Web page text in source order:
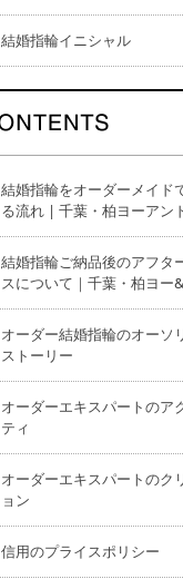
結婚指輪イニシャル
結婚指輪をオーダーメイド
る流れ | 千葉・柏ヨーアン
結婚指輪ご納品後のアフタ
スについて｜千葉・柏ヨー
オーダー結婚指輪のオーソ
ストーリー
オーダーエキスパートのア
ティ
オーダーエキスパートのク
ョン
信用のプライスポリシー